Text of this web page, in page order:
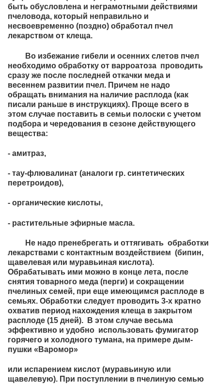
быть обусловлена и неграмотными действиями
пчеловода, который неправильно и
несвоевременно (поздно) обработал пчел
лекарством от клеща.
Во избежание гибели и осенних слетов пчел
необходимо обработку от варроатоза проводить
сразу же после последней откачки меда и
весеннем развитии пчел. Причем не надо
обращать внимания на наличие расплода (как
писали раньше в инструкциях). Проще всего в
этом случае поставить в семьи полоски с учетом
подбора и чередования в сезоне действующего
вещества:
- амитраз,
- тау-флювалинат (аналоги гр. синтетических
перетроидов),
- органические кислоты,
- растительные эфирные масла.
Не надо пренебрегать и оттягивать обработки
лекарствами с контактным воздействием (бипин,
щавелевая или муравьиная кислота).
Обрабатывать ими можно в конце лета, после
снятия товарного меда (перги) и сокращении
пчелиных семей, при еще имеющимся расплоде в
семьях. Обработки следует проводить 3-х кратно
охватив период нахождения клеща в закрытом
расплоде (15 дней). В этом случае весьма
эффективно и удобно использовать фумигатор
горячего и холодного тумана, на примере дым-
пушки «Варомор»
или испарением кислот (муравьиную или
щавелевую). При поступлении в пчелиную семью